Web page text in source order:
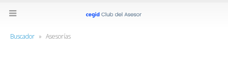
Buscador » Asesorías